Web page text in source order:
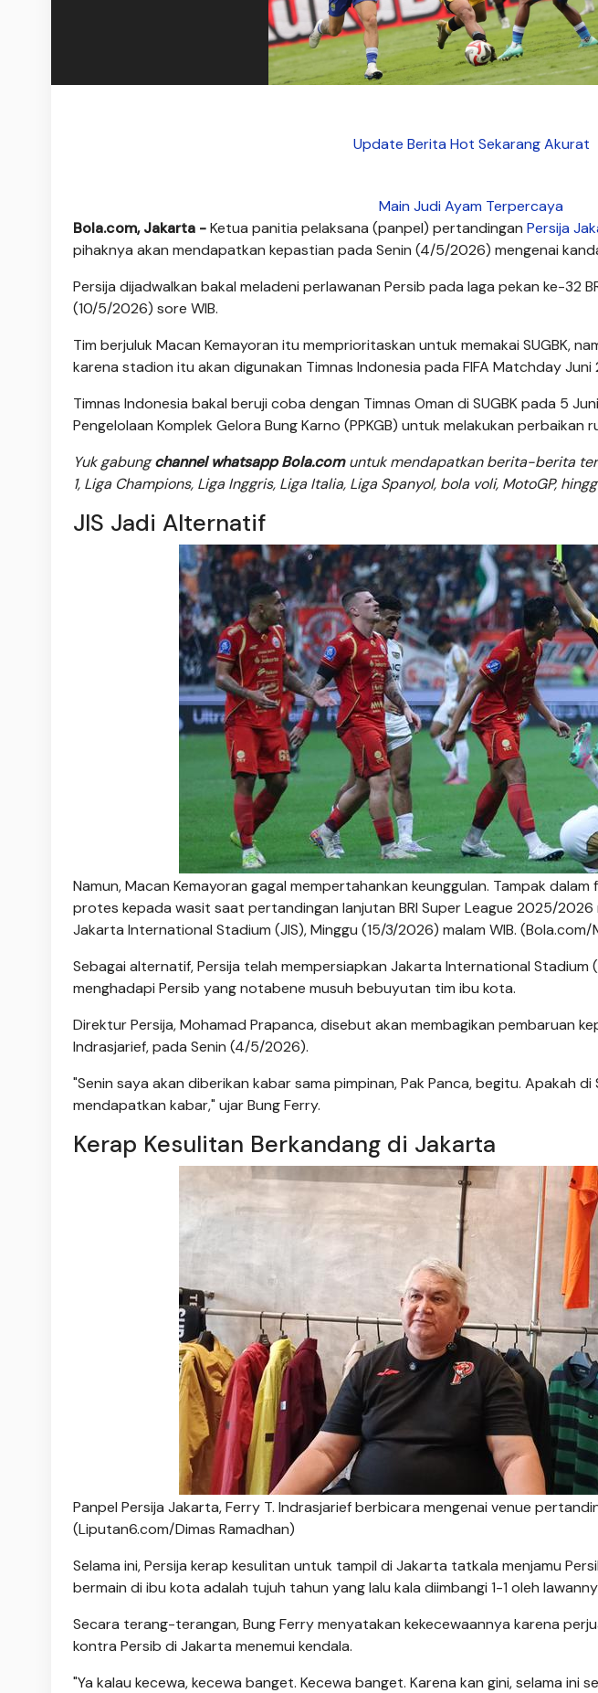
Update Berita Hot Sekarang Akurat
Main Judi Ayam Terpercaya
Bola.com, Jakarta -Ketua panitia pelaksana (panpel) pertandingan Persija
pihaknya akan mendapatkan kepastian pada Senin (4/5/2026) mengenai
Persija dijadwalkan bakal meladeni perlawanan Persib pada laga pekan ke-32
(10/5/2026) sore WIB.
Tim berjuluk Macan Kemayoran itu memprioritaskan untuk memakai SUGBK,
karena stadion itu akan digunakan Timnas Indonesia pada FIFA Matchday Juni
Timnas Indonesia bakal beruji coba dengan Timnas Oman di SUGBK pada 5
Pengelolaan Komplek Gelora Bung Karno (PPKGB) untuk melakukan perbaikan
Yuk gabungchannel whatsapp Bola.comuntuk mendapatkan berita-berita
1, Liga Champions, Liga Inggris, Liga Italia, Liga Spanyol, bola voli, MotoGP,
JIS Jadi Alternatif
Namun, Macan Kemayoran gagal mempertahankan keunggulan. Tampak
protes kepada wasit saat pertandingan lanjutan BRI Super League 2025/2026
Jakarta International Stadium (JIS), Minggu (15/3/2026) malam WIB. (Bola.com/
Sebagai alternatif, Persija telah mempersiapkan Jakarta International Stadium
menghadapi Persib yang notabene musuh bebuyutan tim ibu kota.
Direktur Persija, Mohamad Prapanca, disebut akan membagikan pembaruan
Indrasjarief, pada Senin (4/5/2026).
"Senin saya akan diberikan kabar sama pimpinan, Pak Panca, begitu. Apakah di
mendapatkan kabar," ujar Bung Ferry.
Kerap Kesulitan Berkandang di Jakarta
Panpel Persija Jakarta, Ferry T. Indrasjarief berbicara mengenai venue
(Liputan6.com/Dimas Ramadhan)
Selama ini, Persija kerap kesulitan untuk tampil di Jakarta tatkala menjamu
bermain di ibu kota adalah tujuh tahun yang lalu kala diimbangi 1-1 oleh
Secara terang-terangan, Bung Ferry menyatakan kekecewaannya karena
kontra Persib di Jakarta menemui kendala.
"Ya kalau kecewa, kecewa banget. Kecewa banget. Karena kan gini, selama ini